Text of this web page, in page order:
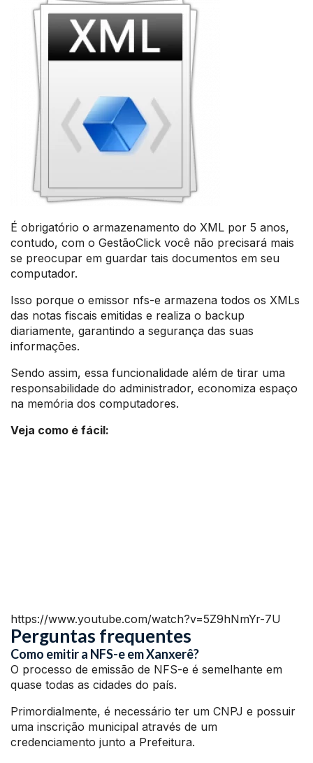
É obrigatório o armazenamento do XML por 5 anos,
contudo, com o GestãoClick você não precisará mais
se preocupar em guardar tais documentos em seu
computador.
Isso porque o emissor nfs-e armazena todos os XMLs
das notas fiscais emitidas e realiza o backup
diariamente, garantindo a segurança das suas
informações.
Sendo assim, essa funcionalidade além de tirar uma
responsabilidade do administrador, economiza espaço
na memória dos computadores.
Veja como é fácil:
https://www.youtube.com/watch?v=5Z9hNmYr-7U
Perguntas frequentes
Como emitir a NFS-e em Xanxerê?
O processo de emissão de NFS-e é semelhante em
quase todas as cidades do país.
Primordialmente, é necessário ter um CNPJ e possuir
uma inscrição municipal através de um
credenciamento junto a Prefeitura.